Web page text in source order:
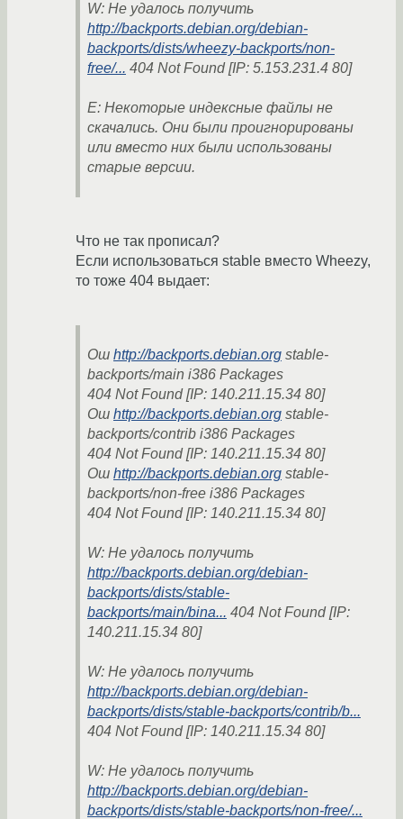
W: Не удалось получить
http://backports.debian.org/debian-
backports/dists/wheezy-backports/non-
free/... 404 Not Found [IP: 5.153.231.4 80]
E: Некоторые индексные файлы не
скачались. Они были проигнорированы
или вместо них были использованы
старые версии.
Что не так прописал?
Если использоваться stable вместо Wheezy,
то тоже 404 выдает:
Ош http://backports.debian.org stable-
backports/main i386 Packages
404 Not Found [IP: 140.211.15.34 80]
Ош http://backports.debian.org stable-
backports/contrib i386 Packages
404 Not Found [IP: 140.211.15.34 80]
Ош http://backports.debian.org stable-
backports/non-free i386 Packages
404 Not Found [IP: 140.211.15.34 80]
W: Не удалось получить
http://backports.debian.org/debian-
backports/dists/stable-
backports/main/bina... 404 Not Found [IP:
140.211.15.34 80]
W: Не удалось получить
http://backports.debian.org/debian-
backports/dists/stable-backports/contrib/b...
404 Not Found [IP: 140.211.15.34 80]
W: Не удалось получить
http://backports.debian.org/debian-
backports/dists/stable-backports/non-free/...